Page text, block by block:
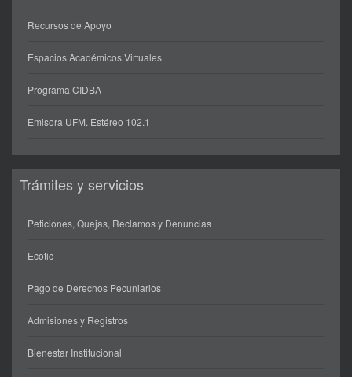
Recursos de Apoyo
Espacios Académicos Virtuales
Programa CIDBA
Emisora UFM. Estéreo 102.1
Trámites y servicios
Peticiones, Quejas, Reclamos y Denuncias
Ecotic
Pago de Derechos Pecuniarios
Admisiones y Registros
Bienestar Institucional